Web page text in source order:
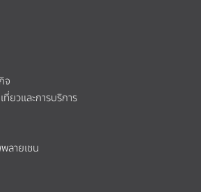
จ
ยวและการบริการ
ลายเชน